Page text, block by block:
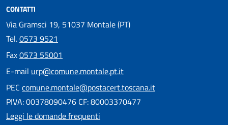
CONTATTI
Via Gramsci 19, 51037 Montale (PT)
Tel.0573 9521
Fax0573 55001
E-mail urp@comune.montale.pt.it
PEC comune.montale@postacert.toscana.it
PIVA: 00378090476 CF: 80003370477
Leggi le domande frequenti